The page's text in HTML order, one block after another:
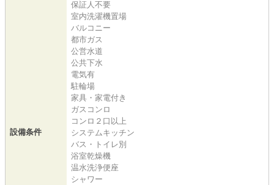
設備条件
保証人不要
室内洗濯機置場
バルコニー
都市ガス
公営水道
公共下水
電気有
駐輪場
家具・家電付き
ガスコンロ
コンロ２口以上
システムキッチン
バス・トイレ別
浴室乾燥機
温水洗浄便座
シャワー